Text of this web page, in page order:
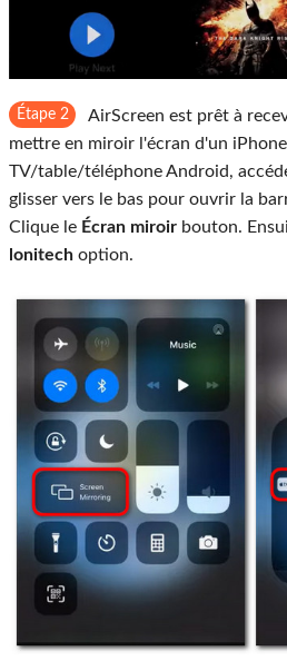
Étape 2
AirScreen est prêt à
mettre en miroir l'écran d'un
TV/table/téléphone Android,
glisser vers le bas pour ouvrir la
Clique le Écran miroir bouton.
lonitech option.